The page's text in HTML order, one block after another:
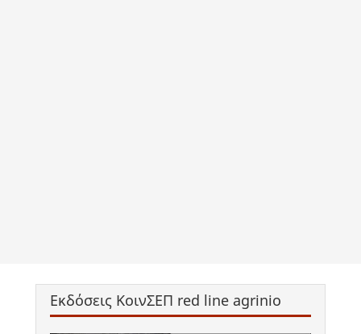
Εκδόσεις ΚοινΣΕΠ red line agrinio